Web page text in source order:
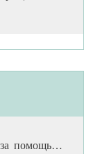
за помощь…